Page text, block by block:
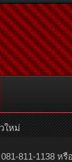
811-1138 ห
ใหม่